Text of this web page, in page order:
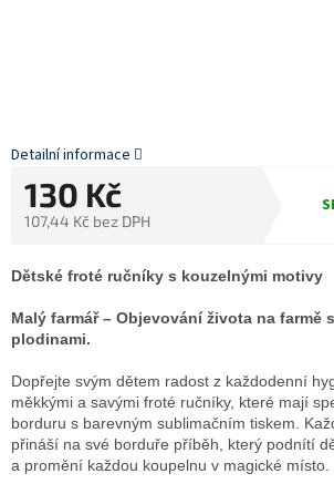
130 Kč
107,44 Kč bez DPH
cena:
Dětské froté ručníky s kouzelnými motivy
Malý farmář – Objevování života na farmě
plodinami.
Dopřejte svým dětem radost z každodenní
měkkými a savými froté ručníky, které mají
borduru s barevným sublimačním tiskem.
přináší na své borduře příběh, který podnítí
a promění každou koupelnu v magické místo.
Detailní informace